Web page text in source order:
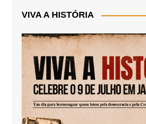
VIVA A HISTÓRIA